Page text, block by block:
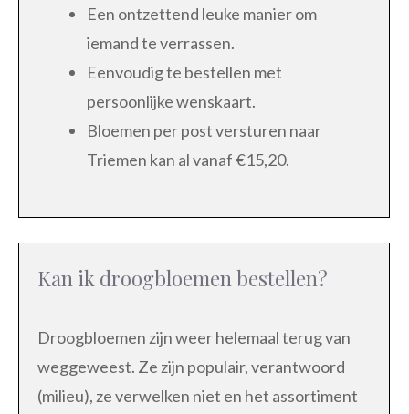
Een ontzettend leuke manier om
iemand te verrassen.
Eenvoudig te bestellen met
persoonlijke wenskaart.
Bloemen per post versturen naar
Triemen kan al vanaf €15,20.
Kan ik droogbloemen bestellen?
Droogbloemen zijn weer helemaal terug van
weggeweest. Ze zijn populair, verantwoord
(milieu), ze verwelken niet en het assortiment